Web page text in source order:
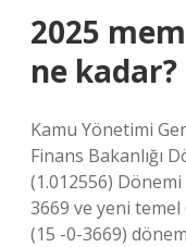
2025
ne kadar?
Kamu Yönetimi
Finans Bakanlığı
(1.012556)
3669 ve yeni temel
(15 -0-3669)